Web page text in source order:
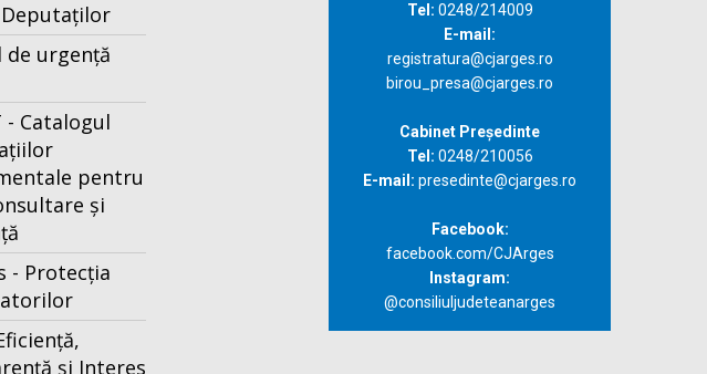
de urgență
- Catalogul
pentru
și
- Protecția
și Interes
Tel: 0248/214009
E-mail:
registratura@cjarges.ro
birou_presa@cjarges.ro
Cabinet Președinte
Tel: 0248/210056
E-mail: presedinte@cjarges.ro
Facebook:
facebook.com/CJArges
Instagram:
@consiliuljudeteanarges